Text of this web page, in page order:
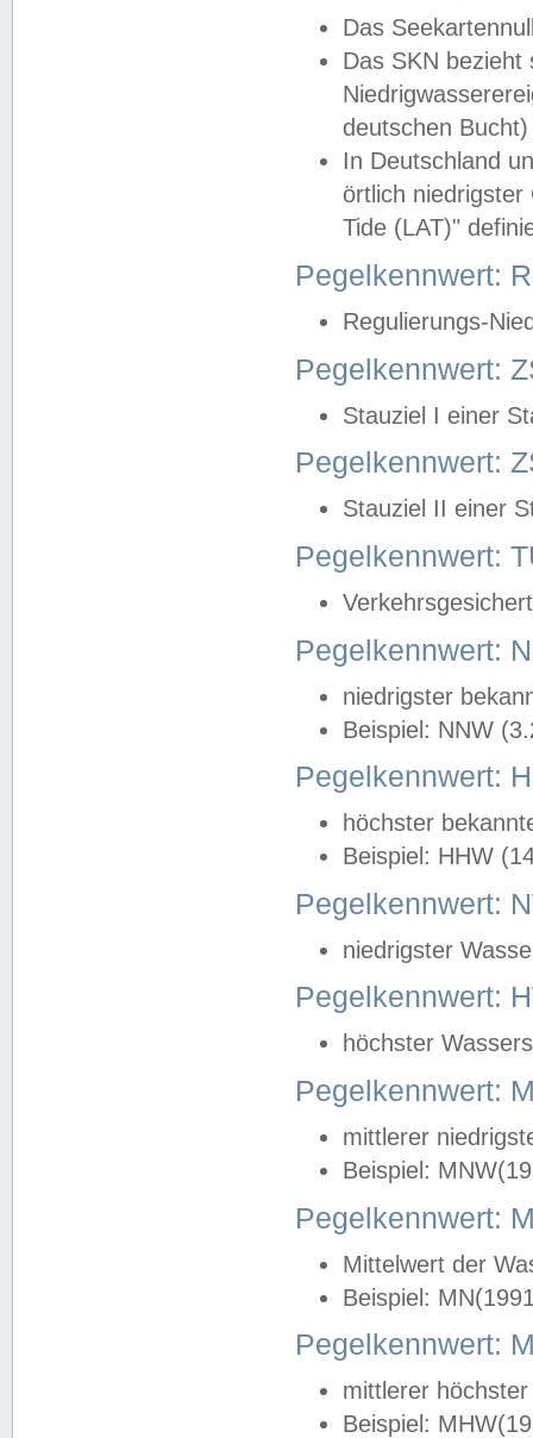
Das
Das SKN
deutschen
In Deutschland
örtlich
Tide (LAT)"
Pegelkennwert:
Regulierungs-
Pegelkennwert:
Stauziel I einer
Pegelkennwert:
Stauziel II einer
Pegelkennwert:
Pegelkennwert:
niedrigster
Beispiel: NNW
Pegelkennwert:
höchster
Beispiel: HHW
Pegelkennwert:
niedrigster
Pegelkennwert:
höchster
Pegelkennwert:
mittlerer
Beispiel:
Pegelkennwert:
Mittelwert der
Beispiel:
Pegelkennwert:
mittlerer
Beispiel: